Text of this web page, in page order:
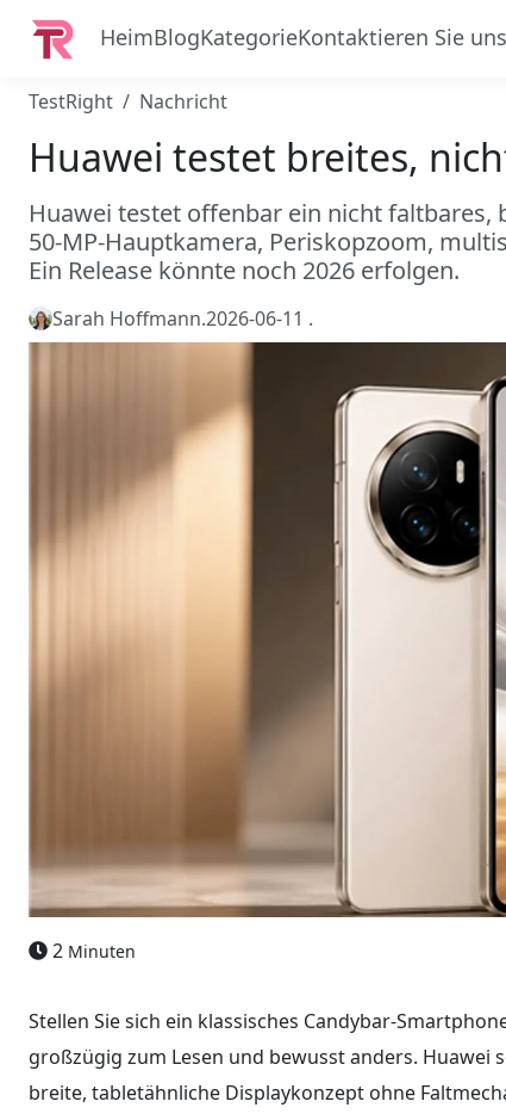
HeimBlogKategorieKontaktieren Sie uns
TestRight Nachricht
Huawei testet breites,
Huawei testet offenbar ein nicht faltbares,
50-MP-Hauptkamera, Periskopzoom,
Ein Release könnte noch 2026 erfolgen.
Sarah Hoffmann.2026-06-11 .
2 Minuten
Stellen Sie sich ein klassisches Candybar-
großzügig zum Lesen und bewusst anders.
breite, tabletähnliche Displaykonzept ohne